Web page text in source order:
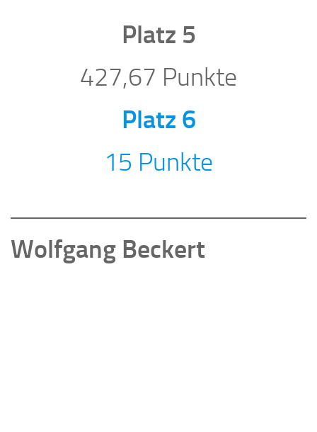
Platz 5
427,67 Punkte
Platz 6
15 Punkte
Wolfgang Beckert